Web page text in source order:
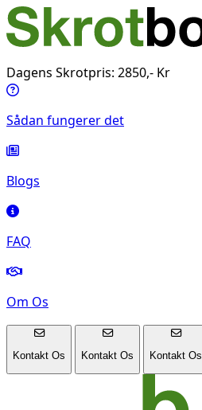
Dagens Skrotpris: 2850,- Kr
Sådan fungerer det
Blogs
FAQ
Om Os
Kontakt Os Kontakt Os Kontakt Os